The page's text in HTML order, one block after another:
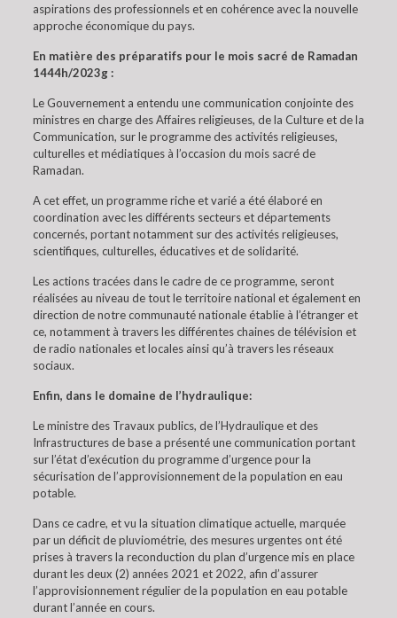
aspirations des professionnels et en cohérence avec la nouvelle
approche économique du pays.
En matière des préparatifs pour le mois sacré de Ramadan
1444h/2023g :
Le Gouvernement a entendu une communication conjointe des
ministres en charge des Affaires religieuses, de la Culture et de la
Communication, sur le programme des activités religieuses,
culturelles et médiatiques à l’occasion du mois sacré de
Ramadan.
A cet effet, un programme riche et varié a été élaboré en
coordination avec les différents secteurs et départements
concernés, portant notamment sur des activités religieuses,
scientifiques, culturelles, éducatives et de solidarité.
Les actions tracées dans le cadre de ce programme, seront
réalisées au niveau de tout le territoire national et également en
direction de notre communauté nationale établie à l’étranger et
ce, notamment à travers les différentes chaines de télévision et
de radio nationales et locales ainsi qu’à travers les réseaux
sociaux.
Enfin, dans le domaine de l’hydraulique:
Le ministre des Travaux publics, de l’Hydraulique et des
Infrastructures de base a présenté une communication portant
sur l’état d’exécution du programme d’urgence pour la
sécurisation de l’approvisionnement de la population en eau
potable.
Dans ce cadre, et vu la situation climatique actuelle, marquée
par un déficit de pluviométrie, des mesures urgentes ont été
prises à travers la reconduction du plan d’urgence mis en place
durant les deux (2) années 2021 et 2022, afin d’assurer
l’approvisionnement régulier de la population en eau potable
durant l’année en cours.